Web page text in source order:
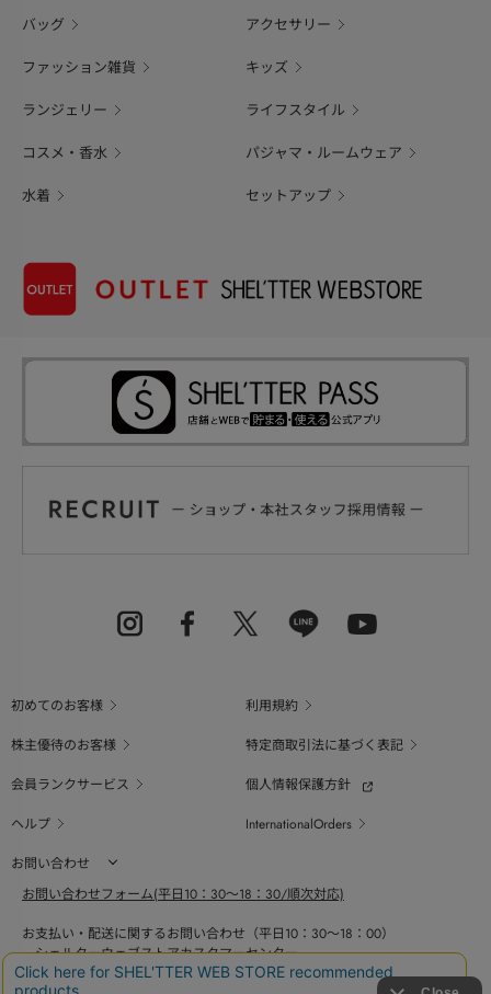
バッグ アクセサリー
ファッション雑貨 キッズ
ランジェリー ライフスタイル
コスメ・香水 パジャマ・ルームウェア
水着 セットアップ
初めてのお客様
利用規約
株主優待のお客様
特定商取引法に基づく表記
会員ランクサービス
個人情報保護方針
ヘルプ
InternationalOrders
お問い合わせ
お問い合わせフォーム(平日10：30～18：30/順次対応)
お支払い・配送に関するお問い合わせ（平日10：30～18：00）
シェルターウェブストアカスタマーセンター
0800-123-6820